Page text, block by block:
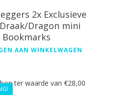
2x Exclusieve
Dragon mini
Bookmarks
AAN WINKELWAGEN
€